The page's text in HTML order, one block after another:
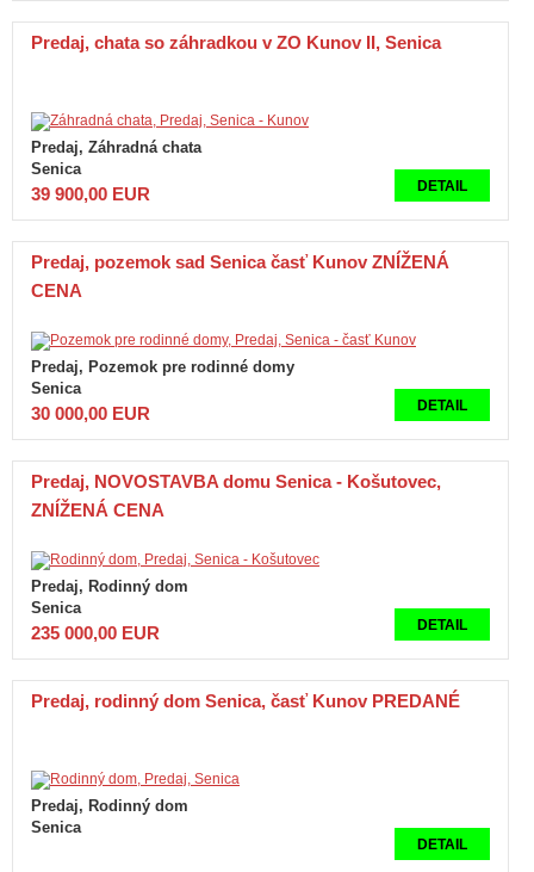
Predaj, chata so záhradkou v ZO Kunov II, Senica
Predaj, Záhradná chata
Senica
39 900,00 EUR DETAIL
Predaj, pozemok sad Senica časť Kunov ZNÍŽENÁ
CENA
Predaj, Pozemok pre rodinné domy
Senica
30 000,00 EUR DETAIL
Predaj, NOVOSTAVBA domu Senica - Košutovec,
ZNÍŽENÁ CENA
Predaj, Rodinný dom
Senica
235 000,00 EUR DETAIL
Predaj, rodinný dom Senica, časť Kunov PREDANÉ
Predaj, Rodinný dom
Senica
DETAIL